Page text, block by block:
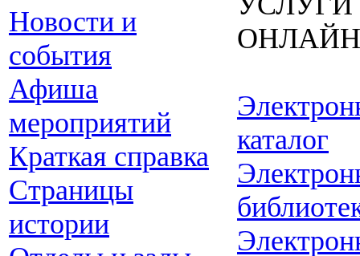
Новости и
события
Афиша
мероприятий
Краткая справка
Страницы
истории
ОНЛАЙН
каталог